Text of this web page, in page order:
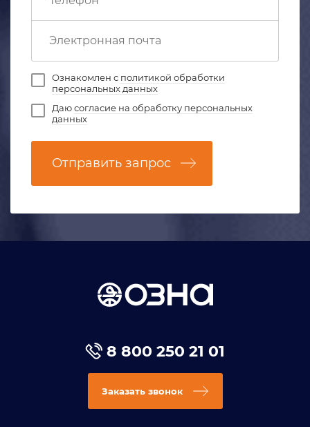
Ознакомлен с политикой обработки
персональных данных
Даюсогласие на обработку персональных
данных
Отправить запрос
8 800 250 21 01
Заказать звонок